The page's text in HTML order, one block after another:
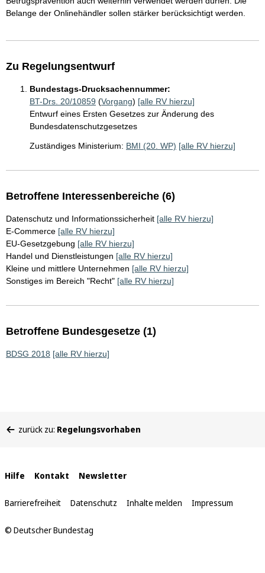
Belange der Onlinehändler sollen stärker berücksichtigt werden.
Zu Regelungsentwurf
Bundestags-Drucksachennummer:
BT-Drs. 20/10859 (Vorgang) [alle RV hierzu]
Entwurf eines Ersten Gesetzes zur Änderung des
Bundesdatenschutzgesetzes
Zuständiges Ministerium: BMI (20. WP) [alle RV hierzu]
Betroffene Interessenbereiche (6)
Datenschutz und Informationssicherheit [alle RV hierzu]
E-Commerce [alle RV hierzu]
EU-Gesetzgebung [alle RV hierzu]
Handel und Dienstleistungen [alle RV hierzu]
Kleine und mittlere Unternehmen [alle RV hierzu]
Sonstiges im Bereich "Recht" [alle RV hierzu]
Betroffene Bundesgesetze (1)
BDSG 2018 [alle RV hierzu]
befinden
zurück zu: Regelungsvorhaben
Interne
Links
Hilfe Kontakt Newsletter
Barrierefreiheit Datenschutz Inhalte melden Impressum
© Deutscher Bundestag